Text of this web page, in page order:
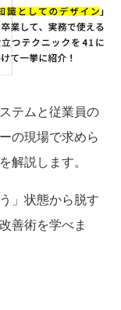
テムと従業員の
の現場で求めら
解説します。
」状態から脱す
善術を学べま